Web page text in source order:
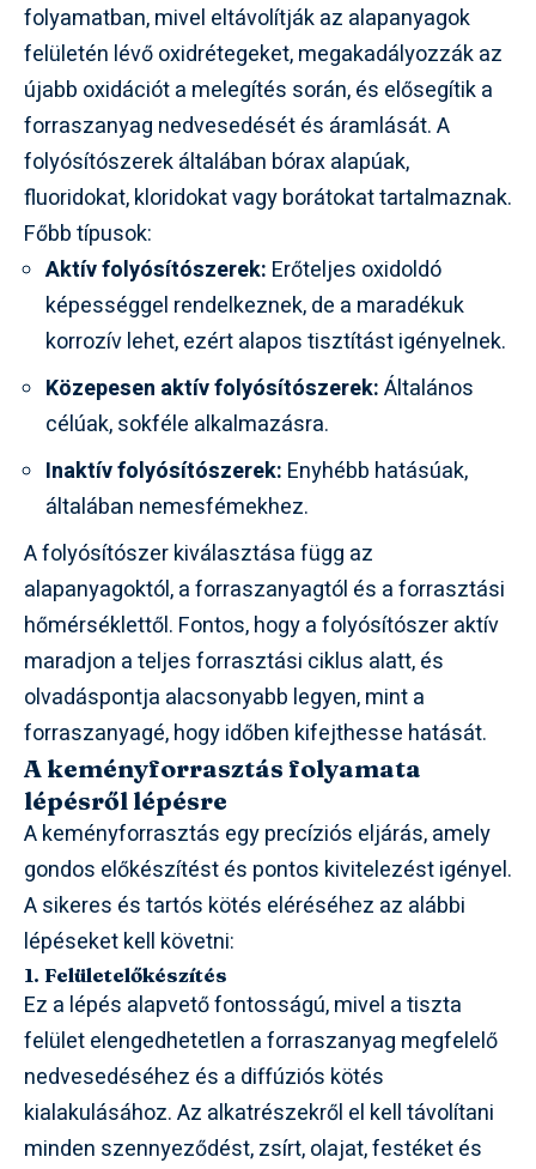
folyamatban, mivel eltávolítják az alapanyagok
felületén lévő oxidrétegeket, megakadályozzák az
újabb oxidációt a melegítés során, és elősegítik a
forraszanyag nedvesedését és áramlását. A
folyósítószerek általában bórax alapúak,
fluoridokat, kloridokat vagy borátokat tartalmaznak.
Főbb típusok:
Aktív folyósítószerek: Erőteljes oxidoldó
képességgel rendelkeznek, de a maradékuk
korrozív lehet, ezért alapos tisztítást igényelnek.
Közepesen aktív folyósítószerek:Általános
célúak, sokféle alkalmazásra.
Inaktív folyósítószerek: Enyhébb hatásúak,
általában nemesfémekhez.
A folyósítószer kiválasztása függ az
alapanyagoktól, a forraszanyagtól és a forrasztási
hőmérséklettől. Fontos, hogy a folyósítószer aktív
maradjon a teljes forrasztási ciklus alatt, és
olvadáspontja alacsonyabb legyen, mint a
forraszanyagé, hogy időben kifejthesse hatását.
A keményforrasztás folyamata
lépésről lépésre
A keményforrasztás egy precíziós eljárás, amely
gondos előkészítést és pontos kivitelezést igényel.
A sikeres és tartós kötés eléréséhez az alábbi
lépéseket kell követni:
1. Felületelőkészítés
Ez a lépés alapvető fontosságú, mivel a tiszta
felület elengedhetetlen a forraszanyag megfelelő
nedvesedéséhez és a diffúziós kötés
kialakulásához. Az alkatrészekről el kell távolítani
minden szennyeződést, zsírt, olajat, festéket és